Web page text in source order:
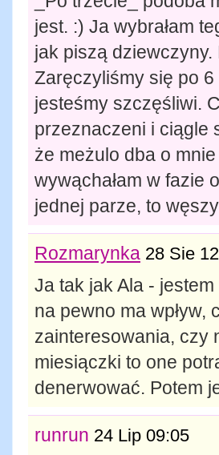
jest. :) Ja wybrałam
jak piszą dziewczyny.
Zaręczyliśmy się po
jesteśmy szczęśliwi.
przeznaczeni i ciągle
że meżulo dba o
wywąchałam w fazie
jednej parze, to
Rozmarynka 28 Sie
Ja tak jak Ala -
na pewno ma wpływ,
zainteresowania, czy
miesiączki to one
denerwować. Potem
runrun 24 Lip 09:05